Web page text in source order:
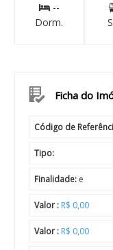
--
Dorm.
Ficha do
Código de
Tipo:
Finalidade: e
Valor : R$ 0,00
Valor : R$ 0,00